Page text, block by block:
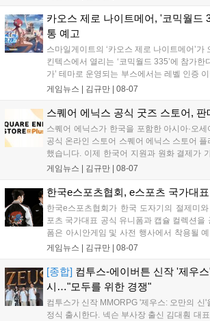
영상 및 대형 전광판에 소개될 예정입니다....
카오스 제로 나이트메어, '코믹월드
통 예고
스마일게이트의 ‘카오스 제로 나이트메어’
킨텍스에서 열리는 ‘코믹월드 335’에 참가한
가’ 테마로 운영되는 부스에서는 레벨 인증
프레 모델 포토존 등 다채로운 행사가 진행된
세한 정보는 공식 커뮤니티에서 확인 가능하
게임뉴스 | 김규만 | 08-07
스퀘어 에닉스 공식 굿즈 스토어, 판
스퀘어 에닉스가 한국을 포함한 아시아·오
공식 온라인 스토어 스퀘어 에닉스 스토어
했습니다. 이제 한국어 지원과 원화 결제가
어 등 주요 게임의 피규어, 굿즈를 구매할 수
용 가능합니다....
게임뉴스 | 김규만 | 08-07
한국e스포츠협회, e스포츠 국가대
한국e스포츠협회가 한국 도자기의 절제미
포츠 국가대표 공식 유니폼과 캡슐 컬렉션을
폼은 아시안게임 및 사전 행사에서 착용될
구성된 컬렉션은 오는 8월 28일부터 골스튜
서는 대회 규정에 따라 별도의 유니폼을 착용
게임뉴스 | 김규만 | 08-07
[종합] 컴투스-에이버튼 신작 '제우
시…"모두를 위한 경쟁"
컴투스가 신작 MMORPG '제우스: 오만의 신'
정식 출시한다. 넥슨 부사장 출신 김대훤 대